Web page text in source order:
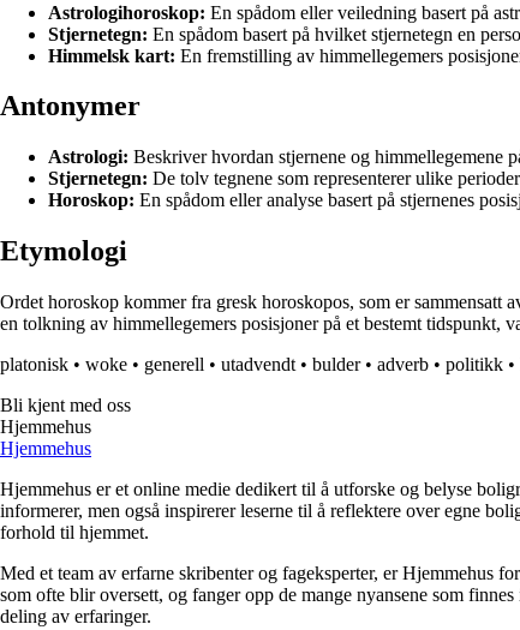
Astrologihoroskop: En spådom eller veiledning basert på
Stjernetegn: En spådom basert på hvilket stjernetegn en
Himmelsk kart: En fremstilling av himmellegemers
Antonymer
Astrologi: Beskriver hvordan stjernene og himmellegemene
Stjernetegn: De tolv tegnene som representerer ulike
Horoskop: En spådom eller analyse basert på stjernenes
Etymologi
Ordet horoskop kommer fra gresk horoskopos, som er sammensatt
en tolkning av himmellegemers posisjoner på et bestemt tidspunkt,
platonisk • woke • generell • utadvendt • bulder• adverb • politikk •
Bli kjent med oss
Hjemmehus
Hjemmehus
Hjemmehus er et online medie dedikert til å utforske og belyse
informerer, men også inspirerer leserne til å reflektere over egne
forhold til hjemmet.
Med et team av erfarne skribenter og fageksperter, er Hjemmehus
som ofte blir oversett, og fanger opp de mange nyansene som
deling av erfaringer.